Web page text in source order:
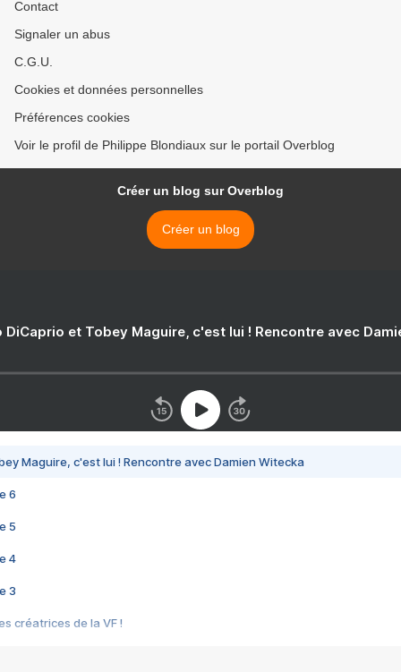
Contact
Signaler un abus
C.G.U.
Cookies et données personnelles
Préférences cookies
Voir le profil de Philippe Blondiaux sur le portail Overblog
Créer un blog sur Overblog
Créer un blog
DiCaprio et Tobey Maguire, c'est lui ! Rencontre avec
Maguire, c'est lui ! Rencontre avec Damien Witecka
6
5
4
3
créatrices de la VF !